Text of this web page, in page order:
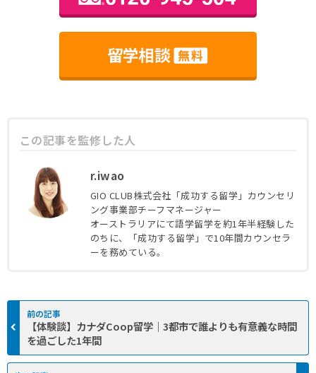
この記事を監修した人
r.iwao
GIO CLUB株式会社「成功する留学」カウンセリ
ング事業部チーフマネージャー
オーストラリアにて語学留学を約1年半経験した
のちに、「成功する留学」で10年間カウンセラ
ーを務めている。
【体験談】カナダCoop留学｜3都市で誰よりも有意義な時間
を過ごした1年間